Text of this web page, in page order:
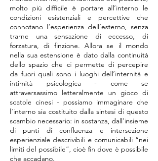
molto più difficile è portare all’interno le
condizioni esistenziali e percettive che
connotano l’esperienza dell’esterno, senza
trarne una sensazione di eccesso, di
forzatura, di finzione. Allora se il mondo
nella sua estensione è dato dalla continuità
dello spazio che ci permette di percepire
da fuori quali sono i luoghi dell’internità e
intimità psicologica - come se
attraversassimo letteralmente un gioco di
scatole cinesi - possiamo immaginare che
l’interno sia costituito dalla sintesi di questo
scambio necessario: in sostanza, dall’insieme
di punti di confluenza e intersezione
esperienziale descrivibili e comunicabili “nei
limiti del possibile”, cioè fin dove è possibile
che accadano.